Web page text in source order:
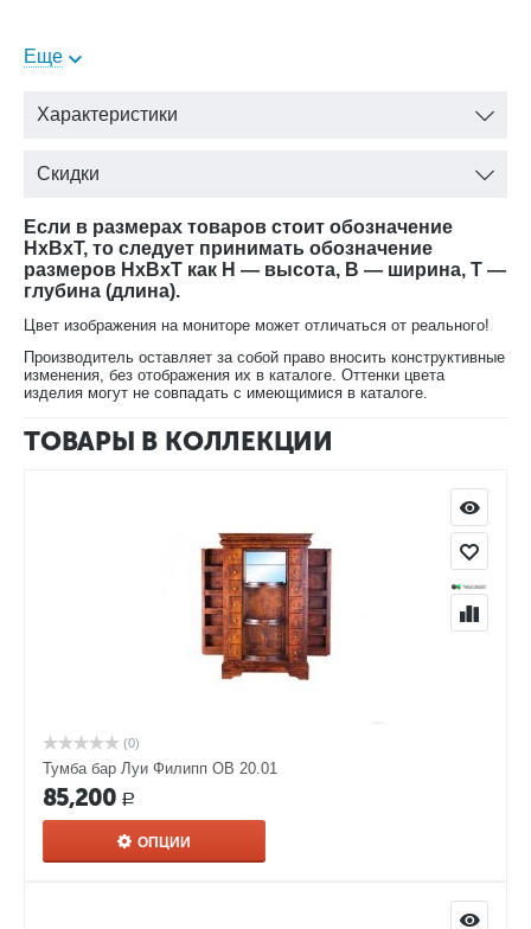
вишня;
орех;
белая эмаль.
В нашем интернет-магазине Вы можете купить Шкаф с
витриной Луи Филипп ОВ 28.01 в любой расцветке с
Еще
Характеристики
Скидки
Если в размерах товаров стоит обозначение
HxBxT, то следует принимать обозначение
размеров HxBxT как H — высота, B — ширина, T —
глубина (длина).
Цвет изображения на мониторе может отличаться от реального!
Производитель оставляет за собой право вносить конструктивные
изменения, без отображения их в каталоге. Оттенки цвета
изделия могут не совпадать с имеющимися в каталоге.
ТОВАРЫ В КОЛЛЕКЦИИ
(0)
Тумба бар Луи Филипп ОВ 20.01
85,200 Р
ОПЦИИ